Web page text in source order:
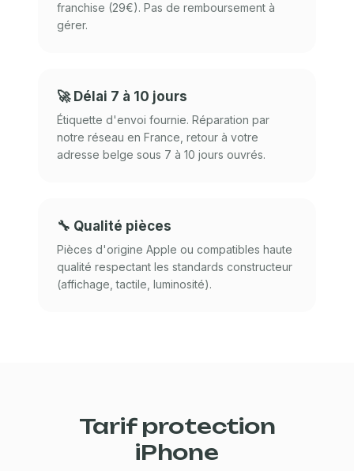
franchise (29€). Pas de remboursement à
gérer.
🚀 Délai 7 à 10 jours
Étiquette d'envoi fournie. Réparation par
notre réseau en France, retour à votre
adresse belge sous 7 à 10 jours ouvrés.
🔧 Qualité pièces
Pièces d'origine Apple ou compatibles haute
qualité respectant les standards constructeur
(affichage, tactile, luminosité).
Tarif protection
iPhone